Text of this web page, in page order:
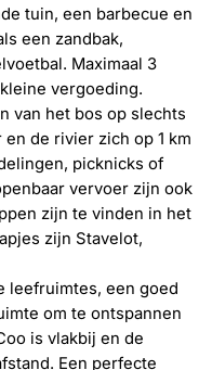
tuin, een barbecue en
een zandbak,
Maximaal 3
vergoeding.
van het bos op slechts
de rivier zich op 1 km
picknicks of
vervoer zijn ook
zijn te vinden in het
zijn Stavelot,
leefruimtes, een goed
om te ontspannen
is vlakbij en de
Een perfecte